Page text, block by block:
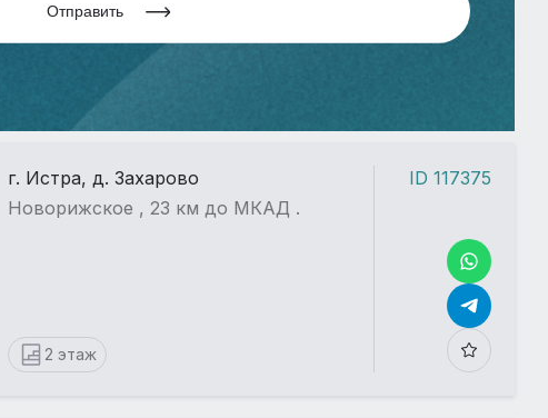
Отправить
г. Истра, д. Захарово
Новорижское , 23 км до МКАД .
2 этаж
ID 117375